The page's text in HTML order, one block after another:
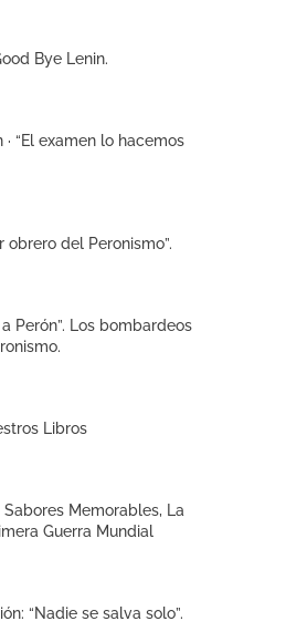
Bye Lenin.
“El examen lo hacemos
obrero del Peronismo”.
Perón”. Los bombardeos
Libros
Sabores Memorables, La
Guerra Mundial
“Nadie se salva solo”.